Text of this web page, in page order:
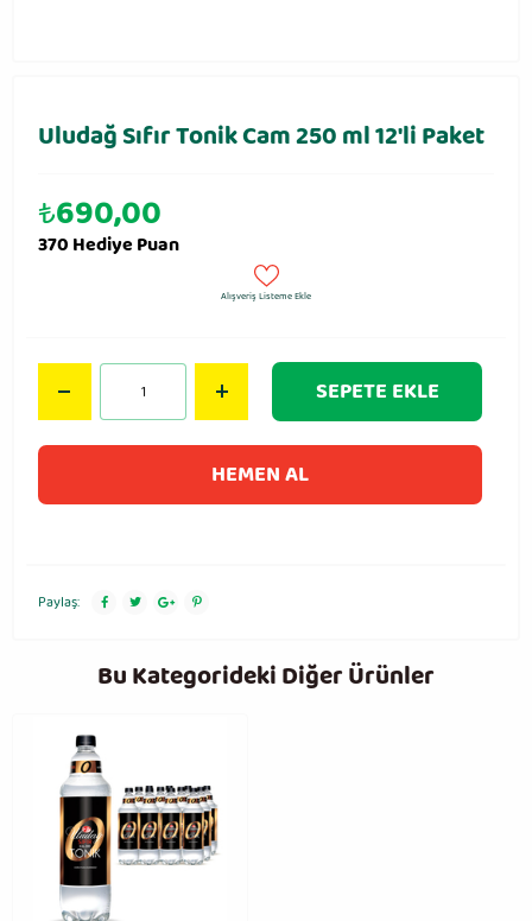
Uludağ Sıfır Tonik Cam 250 ml 12′li Paket
₺690,00
370 Hediye Puan
Alışveriş Listeme Ekle
SEPETE EKLE
HEMEN AL
Paylaş:
Bu Kategorideki Diğer Ürünler